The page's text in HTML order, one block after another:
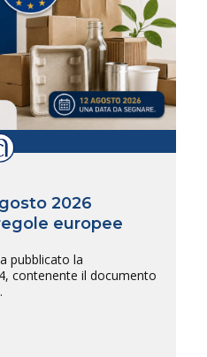
2026
europee
pubblicato la
contenente il documento